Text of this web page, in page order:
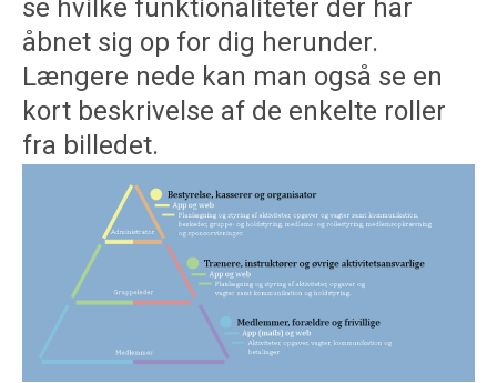
se hvilke funktionaliteter der har
åbnet sig op for dig herunder.
Længere nede kan man også se en
kort beskrivelse af de enkelte roller
fra billedet.